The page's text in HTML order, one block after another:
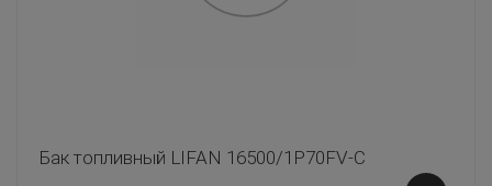
Бак топливный LIFAN 16500/1P70FV-C